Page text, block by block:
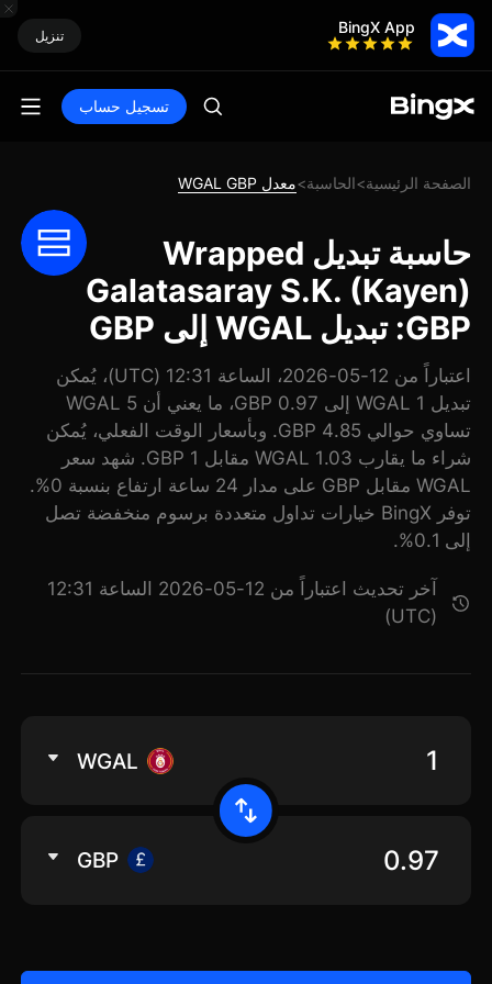
BingX App تنزيل
تسجيل حساب
الصفحة الرئيسية>الحاسبة>معدل WGAL GBP
حاسبة تبديل Wrapped
Galatasaray S.K. (Kayen)
GBP: تبديل WGAL إلى GBP
اعتباراً من 12-05-2026، الساعة 12:31 (UTC)، يُمكن
تبديل 1 WGAL إلى 0.97 GBP، ما يعني أن 5 WGAL
تساوي حوالي 4.85 GBP. وبأسعار الوقت الفعلي، يُمكن
شراء ما يقارب 1.03 WGAL مقابل 1 GBP. شهد سعر
WGAL مقابل GBP على مدار 24 ساعة ارتفاع بنسبة 0%.
توفر BingX خيارات تداول متعددة برسوم منخفضة تصل
إلى 0.1%.
آخر تحديث اعتباراً من 12-05-2026 الساعة 12:31
(UTC)
WGAL
GBP